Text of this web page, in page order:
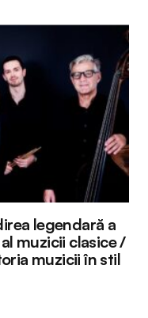
Câmpurile
legendară a
muzicii clasice /
muzicii în stil